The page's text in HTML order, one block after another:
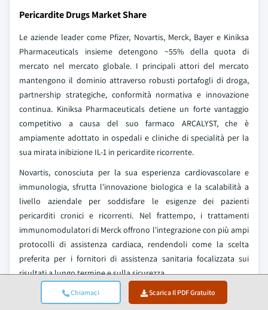
Chiamaci Scarica Il PDF Gratuito
Pericardite Drugs Market Share
Le aziende leader come Pfizer, Novartis, Merck, Bayer e Kiniksa
Pharmaceuticals insieme detengono ~55% della quota di
mercato nel mercato globale. I principali attori del mercato
mantengono il dominio attraverso robusti portafogli di droga,
partnership strategiche, conformità normativa e innovazione
continua. Kiniksa Pharmaceuticals detiene un forte vantaggio
competitivo a causa del suo farmaco ARCALYST, che è
ampiamente adottato in ospedali e cliniche di specialità per la
sua mirata inibizione IL-1 in pericardite ricorrente.
Novartis, conosciuta per la sua esperienza cardiovascolare e
immunologia, sfrutta l'innovazione biologica e la scalabilità a
livello aziendale per soddisfare le esigenze dei pazienti
pericarditi cronici e ricorrenti. Nel frattempo, i trattamenti
immunomodulatori di Merck offrono l'integrazione con più ampi
protocolli di assistenza cardiaca, rendendoli come la scelta
preferita per i fornitori di assistenza sanitaria focalizzata sui
risultati a lungo termine e sulla sicurezza.
Aziende come Cipla e Dr. Reddy’s Laboratories utilizzano anche
strategie di prezzi competitivi per soluzioni antinfiammatorie,